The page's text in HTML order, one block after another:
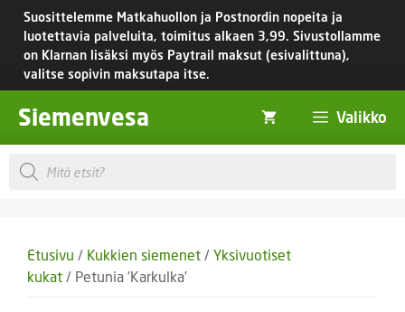
Siirry
sisältöön
Suosittelemme Matkahuollon ja Postnordin nopeita ja
luotettavia palveluita, toimitus alkaen 3,99. Sivustollamme
on Klarnan lisäksi myös Paytrail maksut (esivalittuna),
valitse sopivin maksutapa itse.
Siemenvesa Valikko
Products
search
Etusivu / Kukkien siemenet / Yksivuotiset
kukat / Petunia ’Karkulka’